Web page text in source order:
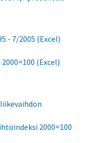
- 7/2005 (Excel)
(Excel)
2000=100